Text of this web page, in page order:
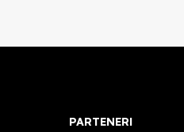
PARTENERI